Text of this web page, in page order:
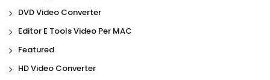
DVD Video Converter
Editor E Tools Video Per MAC
Featured
HD Video Converter